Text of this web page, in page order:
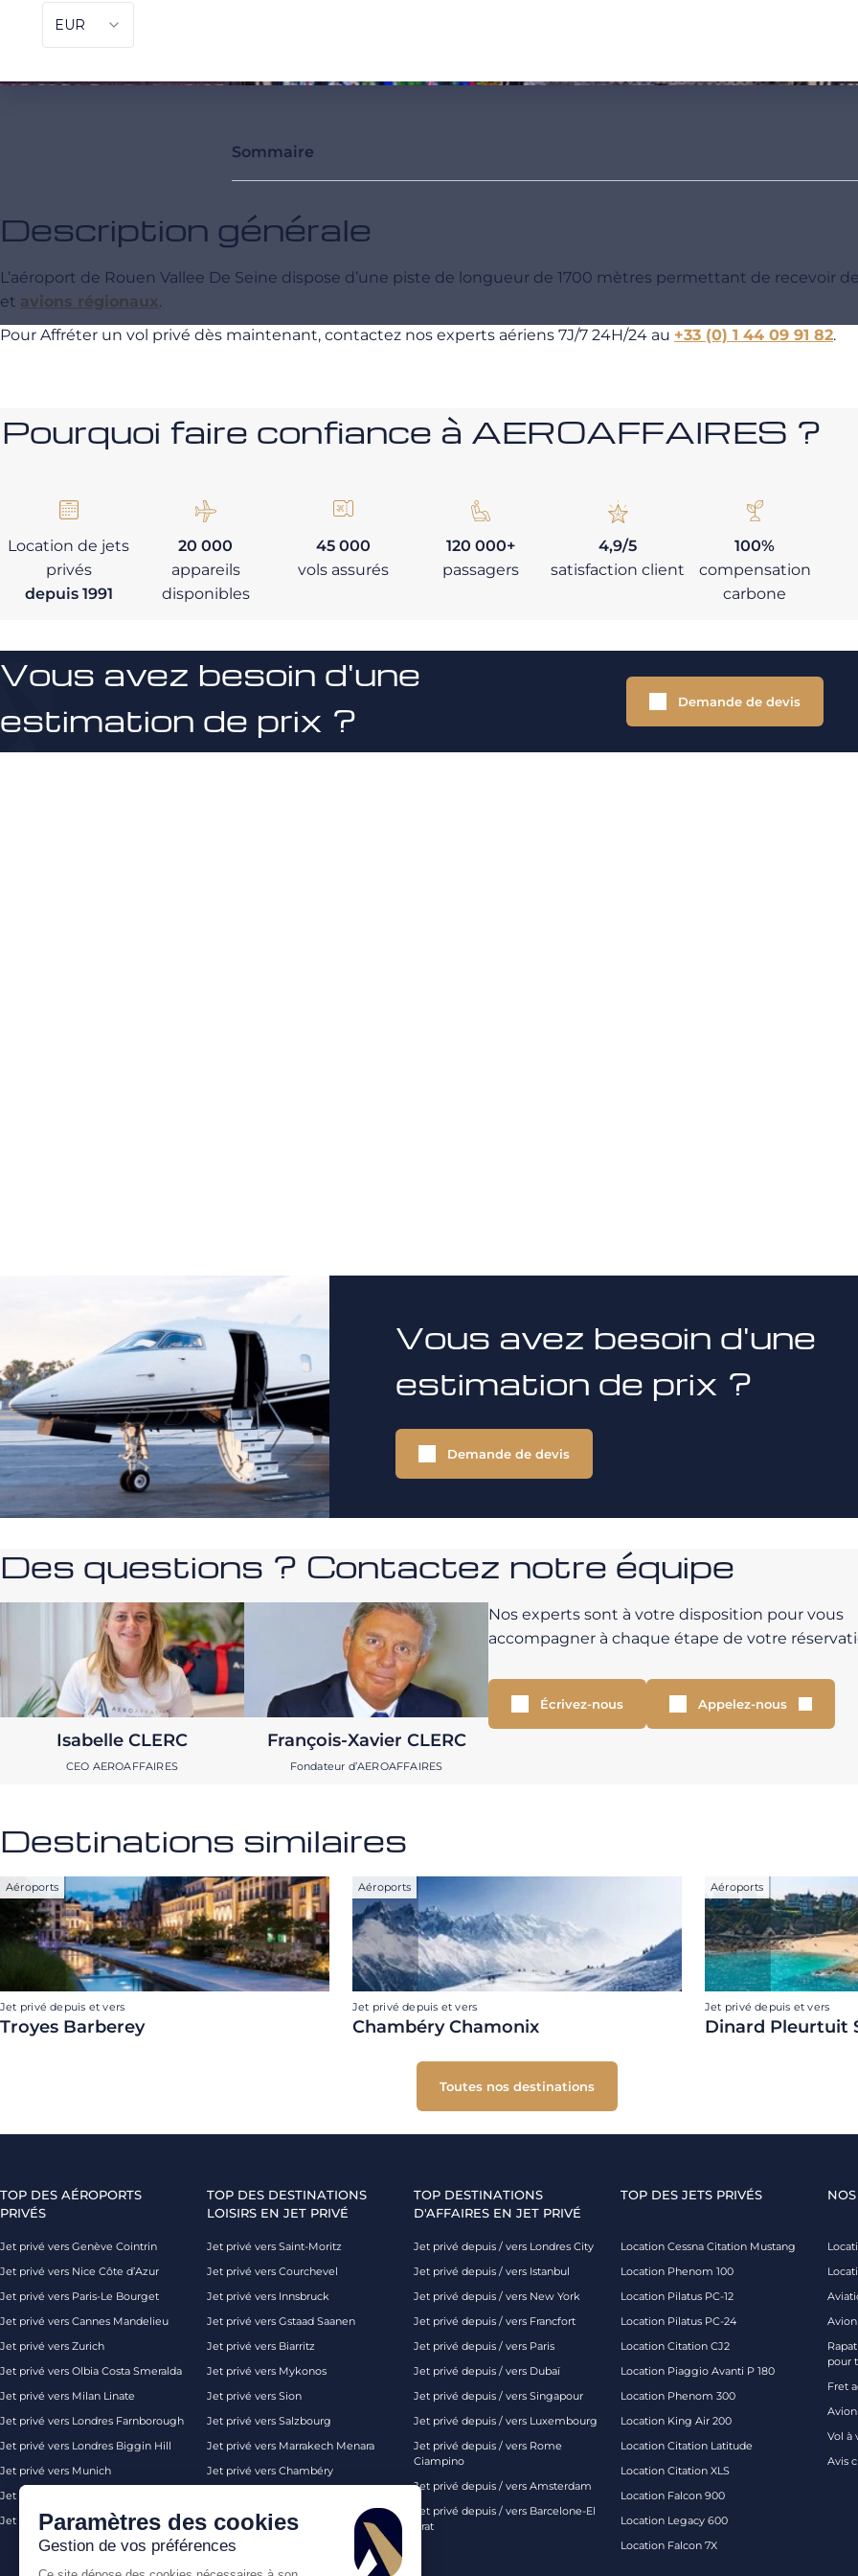
Sommaire
Description générale
L’aéroport de Rouen Vallee De Seine dispose d’une piste de longueur de 1700 mètres permettant de recevoir
et avions régionaux.
Pour Affréter un vol privé dès maintenant, contactez nos experts aériens 7J/7 24H/24 au +33 (0) 1 44 09 91 82.
Pourquoi faire confiance à AEROAFFAIRES ?
Location de jets
privés
depuis 1991
20 000
appareils
disponibles
45 000
vols assurés
120 000+
passagers
4,9/5
satisfaction client
100%
compensation
carbone
Vous avez besoin d'une
estimation de prix ?
Demande de devis
Vous avez besoin d'une
estimation de prix ?
Demande de devis
Des questions ? Contactez notre équipe
Isabelle CLERC
CEO AEROAFFAIRES
François-Xavier CLERC
Fondateur d’AEROAFFAIRES
Nos experts sont à votre disposition pour vous
accompagner à chaque étape de votre
Écrivez-nous Appelez-nous
Destinations similaires
Aéroports
Jet privé depuis et vers
Troyes Barberey
Aéroports
Jet privé depuis et vers
Chambéry Chamonix
Aéroports
Jet privé depuis et vers
Dinard Pleurtuit
Toutes nos destinations
TOP DES AÉROPORTS
PRIVÉS
Jet privé vers Genève Cointrin
Jet privé vers Nice Côte d’Azur
Jet privé vers Paris-Le Bourget
Jet privé vers Cannes Mandelieu
Jet privé vers Zurich
Jet privé vers Olbia Costa Smeralda
Jet privé vers Milan Linate
Jet privé vers Londres Farnborough
Jet privé vers Londres Biggin Hill
Jet privé vers Munich
Jet privé vers Monaco
Jet privé vers Palma de Majorque
TOP DES DESTINATIONS
LOISIRS EN JET PRIVÉ
Jet privé vers Saint-Moritz
Jet privé vers Courchevel
Jet privé vers Innsbruck
Jet privé vers Gstaad Saanen
Jet privé vers Biarritz
Jet privé vers Mykonos
Jet privé vers Sion
Jet privé vers Salzbourg
Jet privé vers Marrakech Menara
Jet privé vers Chambéry
Jet privé vers Londres
TOP DESTINATIONS
D'AFFAIRES EN JET PRIVÉ
Jet privé depuis / vers Londres City
Jet privé depuis / vers Istanbul
Jet privé depuis / vers New York
Jet privé depuis / vers Francfort
Jet privé depuis / vers Paris
Jet privé depuis / vers Dubaï
Jet privé depuis / vers Singapour
Jet privé depuis / vers Luxembourg
Jet privé depuis / vers Rome
Ciampino
Jet privé depuis / vers Amsterdam
Jet privé depuis / vers Barcelone-El
Prat
TOP DES JETS PRIVÉS
Location Cessna Citation Mustang
Location Phenom 100
Location Pilatus PC-12
Location Pilatus PC-24
Location Citation CJ2
Location Piaggio Avanti P 180
Location Phenom 300
Location King Air 200
Location Citation Latitude
Location Citation XLS
Location Falcon 900
Location Legacy 600
Location Falcon 7X
pour
Fret
Vol à
Avis
Paramètres des cookies
Gestion de vos préférences